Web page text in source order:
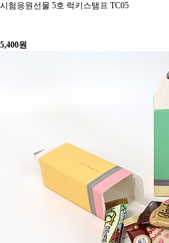
시험응원선물 5호 럭키스탬프 TC05
5,400원